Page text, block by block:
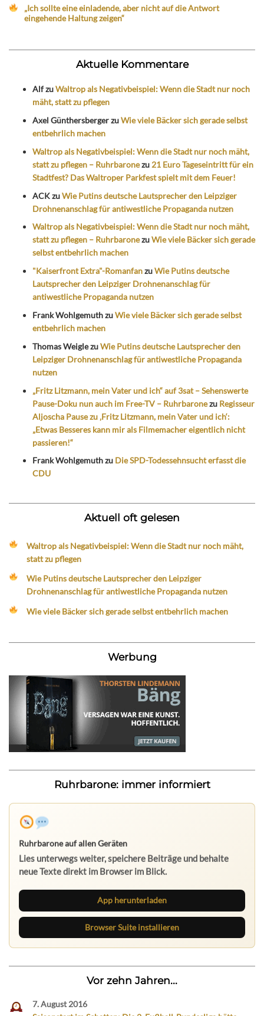
„Ich sollte eine einladende, aber nicht auf die Antwort
eingehende Haltung zeigen“
Aktuelle Kommentare
AlfzuWaltrop als Negativbeispiel: Wenn die Stadt nur noch
mäht, statt zu pflegen
Axel GünthersbergerzuWie viele Bäcker sich gerade selbst
entbehrlich machen
Waltrop als Negativbeispiel: Wenn die Stadt nur noch mäht,
statt zu pflegen – Ruhrbaronezu 21 Euro Tageseintritt für ein
Stadtfest? Das Waltroper Parkfest spielt mit dem Feuer!
ACKzuWie Putins deutsche Lautsprecher den Leipziger
Drohnenanschlag für antiwestliche Propaganda nutzen
Waltrop als Negativbeispiel: Wenn die Stadt nur noch mäht,
statt zu pflegen – RuhrbaronezuWie viele Bäcker sich gerade
selbst entbehrlich machen
"Kaiserfront Extra"-RomanfanzuWie Putins deutsche
Lautsprecher den Leipziger Drohnenanschlag für
antiwestliche Propaganda nutzen
Frank WohlgemuthzuWie viele Bäcker sich gerade selbst
entbehrlich machen
Thomas WeiglezuWie Putins deutsche Lautsprecher den
Leipziger Drohnenanschlag für antiwestliche Propaganda
nutzen
„Fritz Litzmann, mein Vater und ich“ auf 3sat – Sehenswerte
Pause-Doku nun auch im Free-TV – Ruhrbaronezu Regisseur
Aljoscha Pause zu ‚Fritz Litzmann, mein Vater und ich‘:
„Etwas Besseres kann mir als Filmemacher eigentlich nicht
passieren!“
Frank Wohlgemuthzu Die SPD-Todessehnsucht erfasst die
CDU
Aktuell oft gelesen
Waltrop als Negativbeispiel: Wenn die Stadt nur noch mäht,
statt zu pflegen
Wie Putins deutsche Lautsprecher den Leipziger
Drohnenanschlag für antiwestliche Propaganda nutzen
Wie viele Bäcker sich gerade selbst entbehrlich machen
Werbung
Ruhrbarone: immer informiert
Ruhrbarone auf allen Geräten
Lies unterwegs weiter, speichere Beiträge und behalte
neue Texte direkt im Browser im Blick.
App herunterladen
Browser Suite installieren
Vor zehn Jahren...
7. August 2016